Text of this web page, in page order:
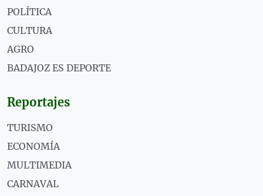
POLÍTICA
CULTURA
AGRO
BADAJOZ ES DEPORTE
Reportajes
TURISMO
ECONOMÍA
MULTIMEDIA
CARNAVAL